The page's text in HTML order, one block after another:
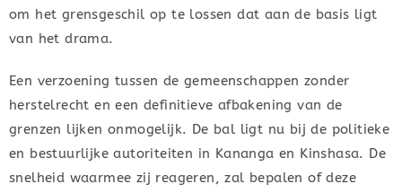
om het grensgeschil op te lossen dat aan de basis ligt
van het drama.
Een verzoening tussen de gemeenschappen zonder
herstelrecht en een definitieve afbakening van de
grenzen lijken onmogelijk. De bal ligt nu bij de politieke
en bestuurlijke autoriteiten in Kananga en Kinshasa. De
snelheid waarmee zij reageren, zal bepalen of deze